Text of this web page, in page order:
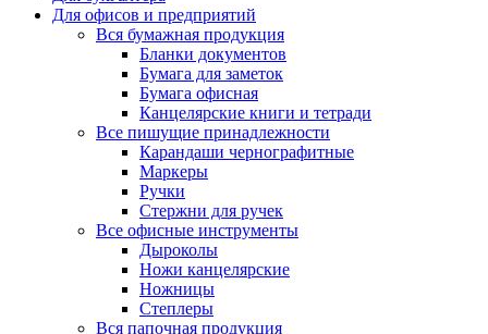
Для офисов и предприятий
Вся бумажная продукция
Бланки документов
Бумага для заметок
Бумага офисная
Канцелярские книги и тетради
Все пишущие принадлежности
Карандаши чернографитные
Маркеры
Ручки
Стержни для ручек
Все офисные инструменты
Дыроколы
Ножи канцелярские
Ножницы
Степлеры
Вся папочная продукция